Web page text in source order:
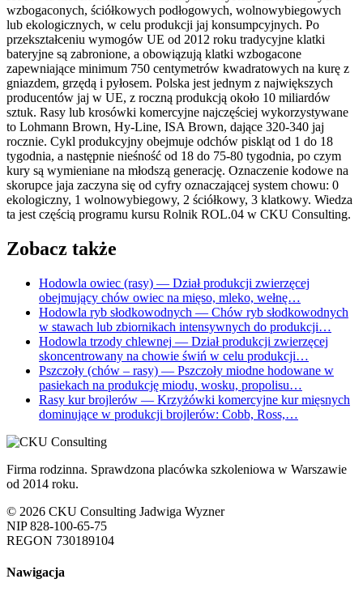
wzbogaconych, ściółkowych podłogowych, wolnowybiegowych
lub ekologicznych, w celu produkcji jaj konsumpcyjnych. Po
przekształceniu wymogów UE od 2012 roku tradycyjne klatki
bateryjne są zabronione, a obowiązują klatki wzbogacone
zapewniające minimum 750 centymetrów kwadratowych na kurę z
gniazdem, grzędą i pyłosem. Polska jest jednym z największych
producentów jaj w UE, z roczną produkcją około 10 miliardów
sztuk. Rasy lub krosówki komercyjne najczęściej wykorzystywane
to Lohmann Brown, Hy-Line, ISA Brown, dające 320-340 jaj
rocznie. Cykl produkcyjny obejmuje odchów piskląt od 1 do 18
tygodnia, a następnie nieśność od 18 do 75-80 tygodnia, po czym
kury są wymieniane na młodszą generację. Oznaczenie kodowe na
skorupce jaja zaczyna się od cyfry oznaczającej system chowu: 0
ekologiczny, 1 wolnowybiegowy, 2 ściółkowy, 3 klatkowy. Wiedza
ta jest częścią programu kursu Rolnik ROL.04 w CKU Consulting.
Zobacz także
Hodowla owiec (rasy) — Dział produkcji zwierzęcej
obejmujący chów owiec na mięso, mleko, wełnę…
Hodowla ryb słodkowodnych — Chów ryb słodkowodnych
w stawach lub zbiornikach intensywnych do produkcji…
Hodowla trzody chlewnej — Dział produkcji zwierzęcej
skoncentrowany na chowie świń w celu produkcji…
Pszczoły (chów – rasy) — Pszczoły miodne hodowane w
pasiekach na produkcję miodu, wosku, propolisu…
Rasy kur brojlerów — Krzyżówki komercyjne kur mięsnych
dominujące w produkcji brojlerów: Cobb, Ross,…
Firma rodzinna. Sprawdzona placówka szkoleniowa w Warszawie
od 2014 roku.
© 2026 CKU Consulting Jadwiga Wyzner
NIP 828-100-65-75
REGON 730189104
Nawigacja